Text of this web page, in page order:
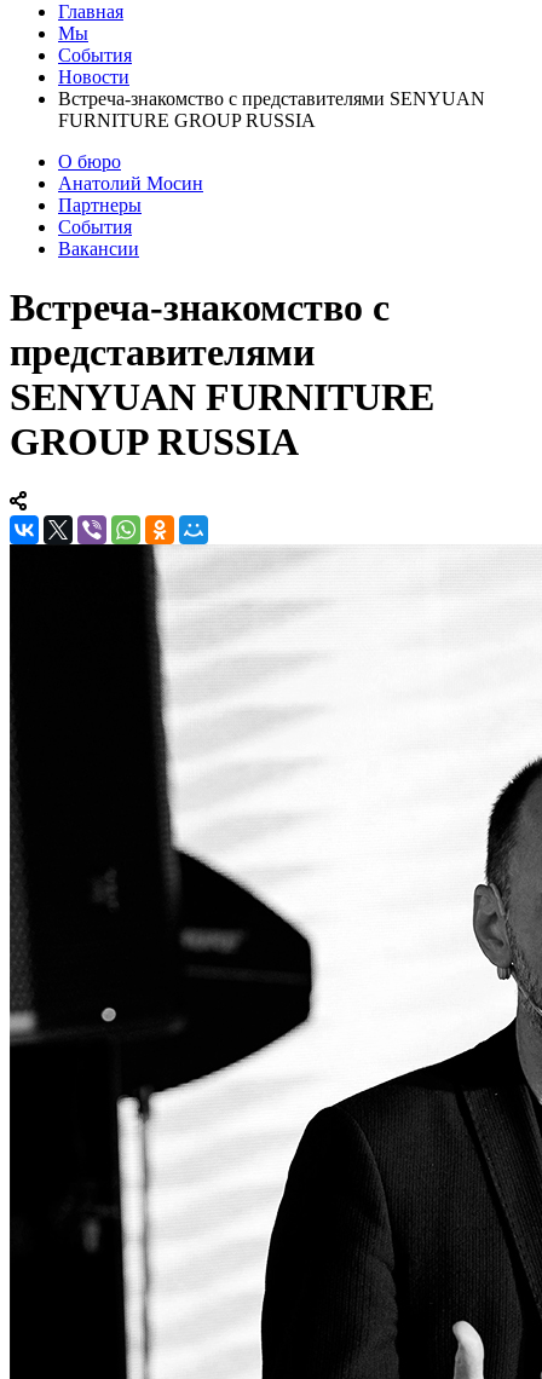
Главная
Мы
События
Новости
Встреча-знакомство с представителями SENYUAN
FURNITURE GROUP RUSSIA
О бюро
Анатолий Мосин
Партнеры
События
Вакансии
Встреча-знакомство с
представителями
SENYUAN FURNITURE
GROUP RUSSIA